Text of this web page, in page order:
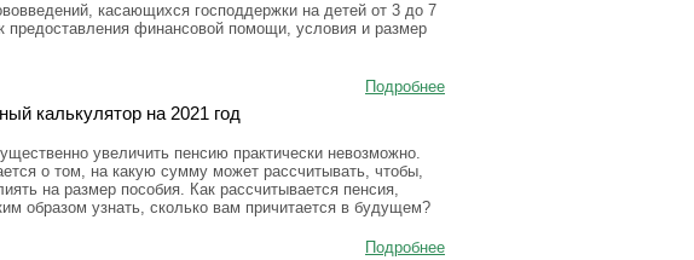
касающихся господдержки на детей от 3 до 7
предоставления финансовой помощи, условия и размер
Подробнее
калькулятор на 2021 год
увеличить пенсию практически невозможно.
о том, на какую сумму может рассчитывать, чтобы,
на размер пособия. Как рассчитывается пенсия,
образом узнать, сколько вам причитается в будущем?
Подробнее